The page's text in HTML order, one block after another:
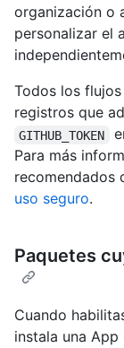
organización o
personalizar el
Todos los
registros que
GITHUB_TOKEN
Para más
recomendados
uso seguro.
Paquetes
Cuando
instala una